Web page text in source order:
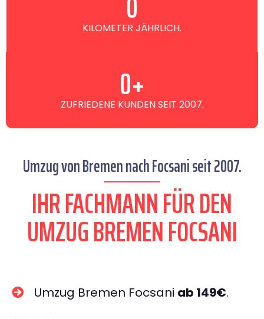
KILOMETER JÄHRLICH.
ZUFRIEDENE KUNDEN SEIT 2007.
0+
Umzug von Bremen nach Focsani seit 2007.
IHR FACHMANN FÜR DEN
UMZUG BREMEN FOCSANI
Umzug Bremen Focsani ab 149€.